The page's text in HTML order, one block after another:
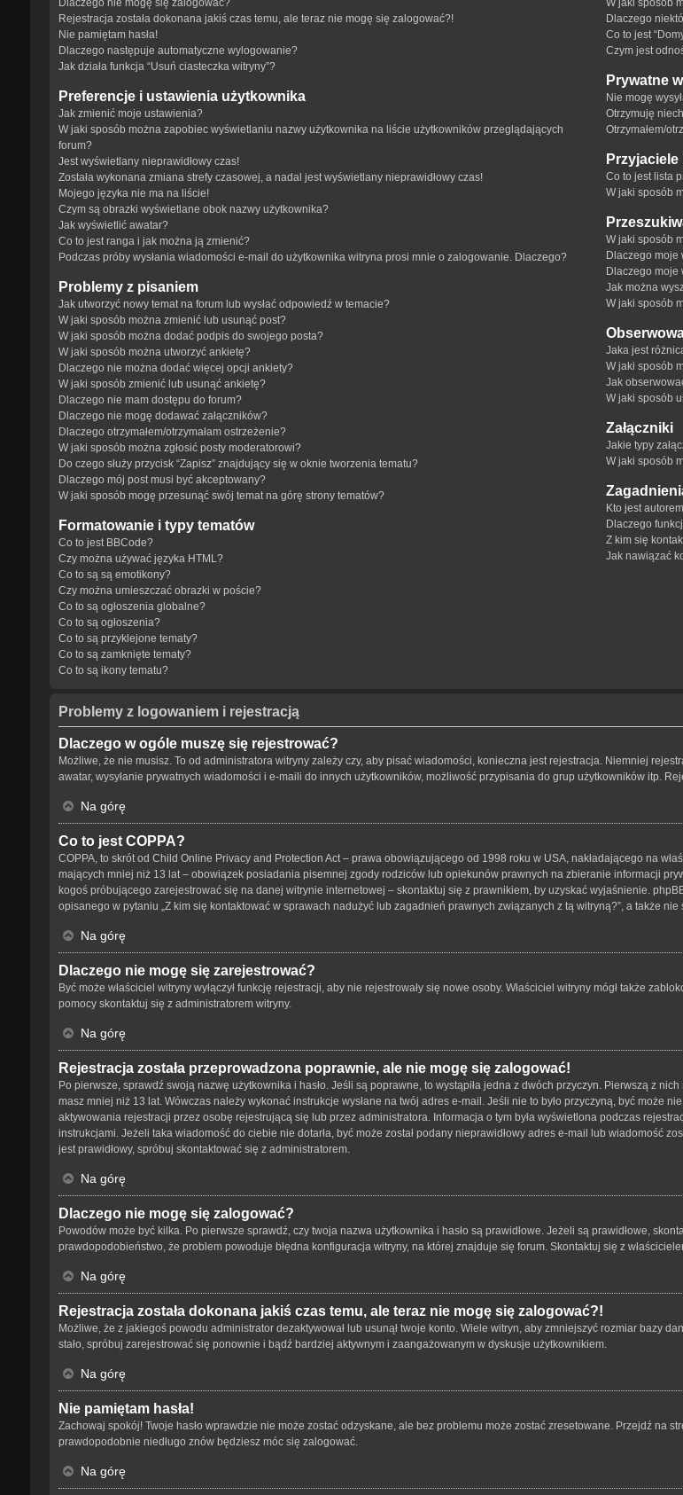
Dlaczego nie mogę się zalogować?
Rejestracja została dokonana jakiś czas temu, ale teraz nie mogę się zalogować?!
Nie pamiętam hasła!
Dlaczego następuje automatyczne wylogowanie?
Jak działa funkcja “Usuń ciasteczka witryny”?
Preferencje i ustawienia użytkownika
Jak zmienić moje ustawienia?
W jaki sposób można zapobiec wyświetlaniu nazwy użytkownika na liście użytkowników przeglądających
forum?
Jest wyświetlany nieprawidłowy czas!
Została wykonana zmiana strefy czasowej, a nadal jest wyświetlany nieprawidłowy czas!
Mojego języka nie ma na liście!
Czym są obrazki wyświetlane obok nazwy użytkownika?
Jak wyświetlić awatar?
Co to jest ranga i jak można ją zmienić?
Podczas próby wysłania wiadomości e-mail do użytkownika witryna prosi mnie o zalogowanie. Dlaczego?
Problemy z pisaniem
Jak utworzyć nowy temat na forum lub wysłać odpowiedź w temacie?
W jaki sposób można zmienić lub usunąć post?
W jaki sposób można dodać podpis do swojego posta?
W jaki sposób można utworzyć ankietę?
Dlaczego nie można dodać więcej opcji ankiety?
W jaki sposób zmienić lub usunąć ankietę?
Dlaczego nie mam dostępu do forum?
Dlaczego nie mogę dodawać załączników?
Dlaczego otrzymałem/otrzymałam ostrzeżenie?
W jaki sposób można zgłosić posty moderatorowi?
Do czego służy przycisk “Zapisz” znajdujący się w oknie tworzenia tematu?
Dlaczego mój post musi być akceptowany?
W jaki sposób mogę przesunąć swój temat na górę strony tematów?
Formatowanie i typy tematów
Co to jest BBCode?
Czy można używać języka HTML?
Co to są są emotikony?
Czy można umieszczać obrazki w poście?
Co to są ogłoszenia globalne?
Co to są ogłoszenia?
Co to są przyklejone tematy?
Co to są zamknięte tematy?
Co to są ikony tematu?
W jaki sposób
Dlaczego
Co to jest
Czym jest
Prywatne
Nie mogę
Otrzymuję
Otrzymałem/
Co to jest lista
W jaki sposób
W jaki sposób
Dlaczego moje
Dlaczego moje
Jak można
W jaki sposób
Jaka jest
W jaki sposób
Jak
W jaki sposób
Załączniki
Jakie typy
W jaki sposób
Kto jest
Dlaczego
Z kim się
Jak nawiązać
Problemy z logowaniem i rejestracją
Dlaczego w ogóle muszę się rejestrować?
Możliwe, że nie musisz. To od administratora witryny zależy czy, aby pisać wiadomości, konieczna jest rejestracja. Niemniej
awatar, wysyłanie prywatnych wiadomości i e-maili do innych użytkowników, możliwość przypisania do grup użytkowników itp.
Na górę
Co to jest COPPA?
COPPA, to skrót od Child Online Privacy and Protection Act – prawa obowiązującego od 1998 roku w USA, nakładającego na
mających mniej niż 13 lat – obowiązek posiadania pisemnej zgody rodziców lub opiekunów prawnych na zbieranie informacji
kogoś próbującego zarejestrować się na danej witrynie internetowej – skontaktuj się z prawnikiem, by uzyskać wyjaśnienie.
opisanego w pytaniu „Z kim się kontaktować w sprawach nadużyć lub zagadnień prawnych związanych z tą witryną?”, a także
Na górę
Dlaczego nie mogę się zarejestrować?
Być może właściciel witryny wyłączył funkcję rejestracji, aby nie rejestrowały się nowe osoby. Właściciel witryny mógł także
pomocy skontaktuj się z administratorem witryny.
Na górę
Rejestracja została przeprowadzona poprawnie, ale nie mogę się zalogować!
Po pierwsze, sprawdź swoją nazwę użytkownika i hasło. Jeśli są poprawne, to wystąpiła jedna z dwóch przyczyn. Pierwszą z
masz mniej niż 13 lat. Wówczas należy wykonać instrukcje wysłane na twój adres e-mail. Jeśli nie to było przyczyną, być może
aktywowania rejestracji przez osobę rejestrującą się lub przez administratora. Informacja o tym była wyświetlona podczas
instrukcjami. Jeżeli taka wiadomość do ciebie nie dotarła, być może został podany nieprawidłowy adres e-mail lub wiadomość
jest prawidłowy, spróbuj skontaktować się z administratorem.
Na górę
Dlaczego nie mogę się zalogować?
Powodów może być kilka. Po pierwsze sprawdź, czy twoja nazwa użytkownika i hasło są prawidłowe. Jeżeli są prawidłowe,
prawdopodobieństwo, że problem powoduje błędna konfiguracja witryny, na której znajduje się forum. Skontaktuj się z
Na górę
Rejestracja została dokonana jakiś czas temu, ale teraz nie mogę się zalogować?!
Możliwe, że z jakiegoś powodu administrator dezaktywował lub usunął twoje konto. Wiele witryn, aby zmniejszyć rozmiar bazy
stało, spróbuj zarejestrować się ponownie i bądź bardziej aktywnym i zaangażowanym w dyskusje użytkownikiem.
Na górę
Nie pamiętam hasła!
Zachowaj spokój! Twoje hasło wprawdzie nie może zostać odzyskane, ale bez problemu może zostać zresetowane. Przejdź na
prawdopodobnie niedługo znów będziesz móc się zalogować.
Na górę